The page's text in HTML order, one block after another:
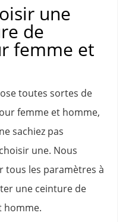
une
de
femme et
toutes sortes de
femme et homme,
sachiez pas
une. Nous
tous les paramètres à
une ceinture de
homme.